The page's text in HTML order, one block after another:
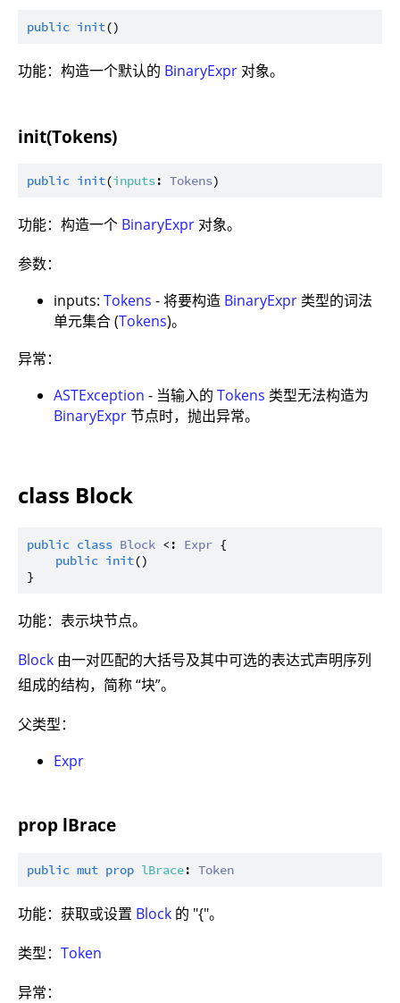
public init
功能：构造一个默认的 BinaryExpr 对象。
init(Tokens)
public init(inputs: Tokens
功能：构造一个 BinaryExpr 对象。
参数：
inputs: Tokens - 将要构造 BinaryExpr 类型的词法
单元集合 (Tokens)。
异常：
ASTException - 当输入的 Tokens 类型无法构造为
BinaryExpr节点时，抛出异常。
class Block
public class Block <: Expr {
public init()
功能：表示块节点。
Block 由一对匹配的大括号及其中可选的表达式声明序列
组成的结构，简称 “块”。
父类型：
Expr
prop lBrace
public mut prop lBrace: Token
功能：获取或设置 Block 的 "{"。
类型： Token
异常：